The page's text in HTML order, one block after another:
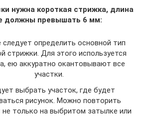
нужна короткая стрижка, длина
должны превышать 6 мм:
следует определить основной тип
стрижки. Для этого используется
ею аккуратно окантовывают все
участки.
выбрать участок, где будет
рисунок. Можно повторить
не только на выбритом затылке или